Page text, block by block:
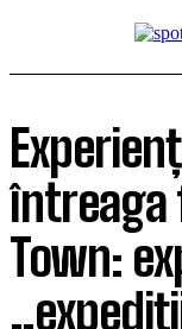
întreaga
Town: